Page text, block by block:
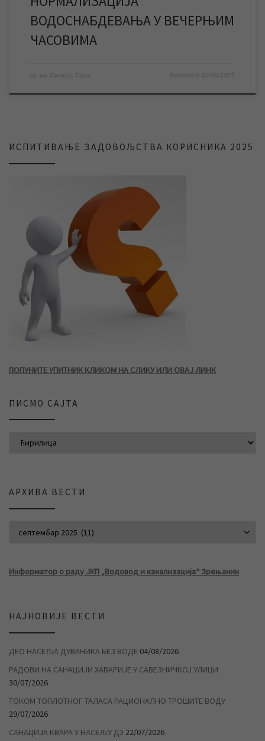
ВОДОСНАБДЕВАЊА У ВЕЧЕРЊИМ
ЧАСОВИМА
by мр Синиша Гајин Published 01/09/2025
ИСПИТИВАЊЕ ЗАДОВОЉСТВА КОРИСНИКА 2025
ПОПУНИТЕ УПИТНИК КЛИКОМ НА СЛИКУ ИЛИ ОВАЈ ЛИНК
ПИСМО САЈТА
АРХИВА ВЕСТИ
Информатор о раду ЈКП „Водовод и канализација“ Зрењанин
НАЈНОВИЈЕ ВЕСТИ
ДЕО НАСЕЉА ДУВАНИКА БЕЗ ВОДЕ 04/08/2026
РАДОВИ НА САНАЦИЈИ ХАВАРИЈЕ У САВЕЗНИЧКОЈ УЛИЦИ
30/07/2026
ТОКОМ ТОПЛОТНОГ ТАЛАСА РАЦИОНАЛНО ТРОШИТЕ ВОДУ
29/07/2026
САНАЦИЈА КВАРА У НАСЕЉУ Д3 22/07/2026